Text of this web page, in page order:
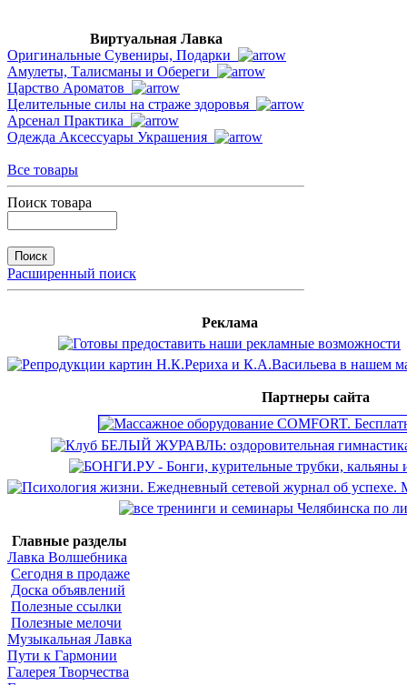
Виртуальная Лавка
Оригинальные Сувениры, Подарки
Амулеты, Талисманы и Обереги
Царство Ароматов
Целительные силы на страже здоровья
Арсенал Практика
Одежда Аксессуары Украшения
Все товары
Поиск товара
Расширенный поиск
Реклама
Партнеры сайта
Главные разделы
Лавка Волшебника
Сегодня в продаже
Доска объявлений
Полезные ссылки
Полезные мелочи
Музыкальная Лавка
Пути к Гармонии
Галерея Творчества